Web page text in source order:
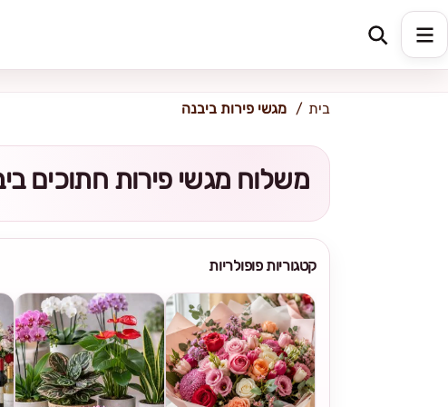
כתובת למשלוח
בית מגשי פירות ביבנה
משלוח מגשי פירות חתוכים
קטגוריות פופולריות